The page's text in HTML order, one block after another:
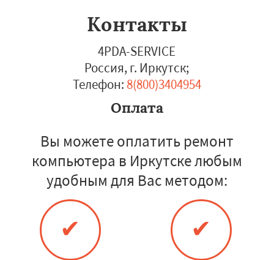
Контакты
4PDA-SERVICE
Россия, г. Иркутск;
Телефон: 8(800)3404954
Оплата
Вы можете оплатить ремонт
компьютера в Иркутске любым
удобным для Вас методом:
✔ ✔